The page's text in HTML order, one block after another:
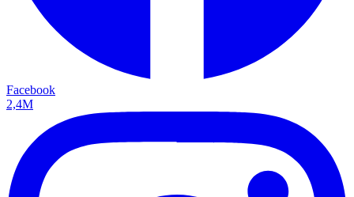
Facebook
2,4M